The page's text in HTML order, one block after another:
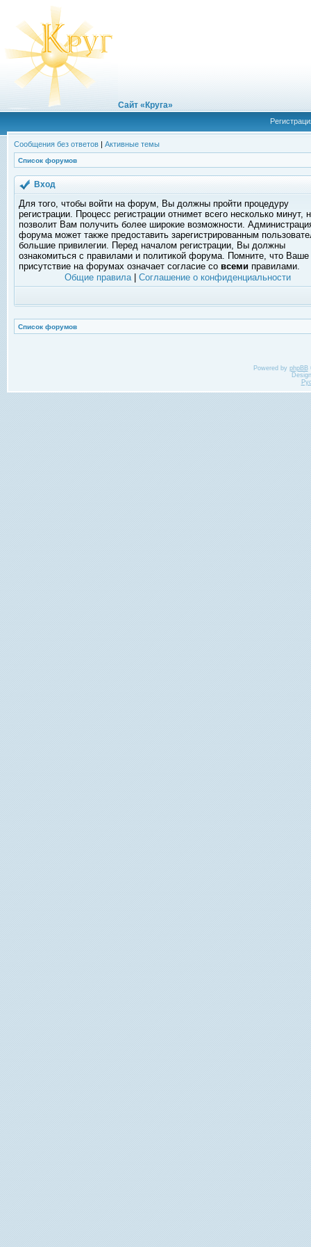
Сайт «Круга»
Сообщения без ответов | Активные темы
Список форумов
Вход
Для того, чтобы войти на форум, Вы должны пройти процедуру
регистрации. Процесс регистрации отнимет всего несколько минут,
позволит Вам получить более широкие возможности.
форума может также предоставить зарегистрированным
большие привилегии. Перед началом регистрации, Вы должны
ознакомиться с правилами и политикой форума. Помните, что Ваше
присутствие на форумах означает согласие со всеми правилами.
Общие правила| Соглашение о конфиденциальности
Список форумов
Powered by phpBB